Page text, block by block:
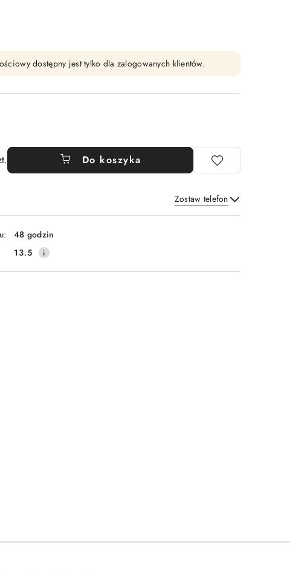
dostępny jest tylko dla zalogowanych klientów.
Do koszyka
Zostaw telefon
Wyślij
48 godzin
13.5